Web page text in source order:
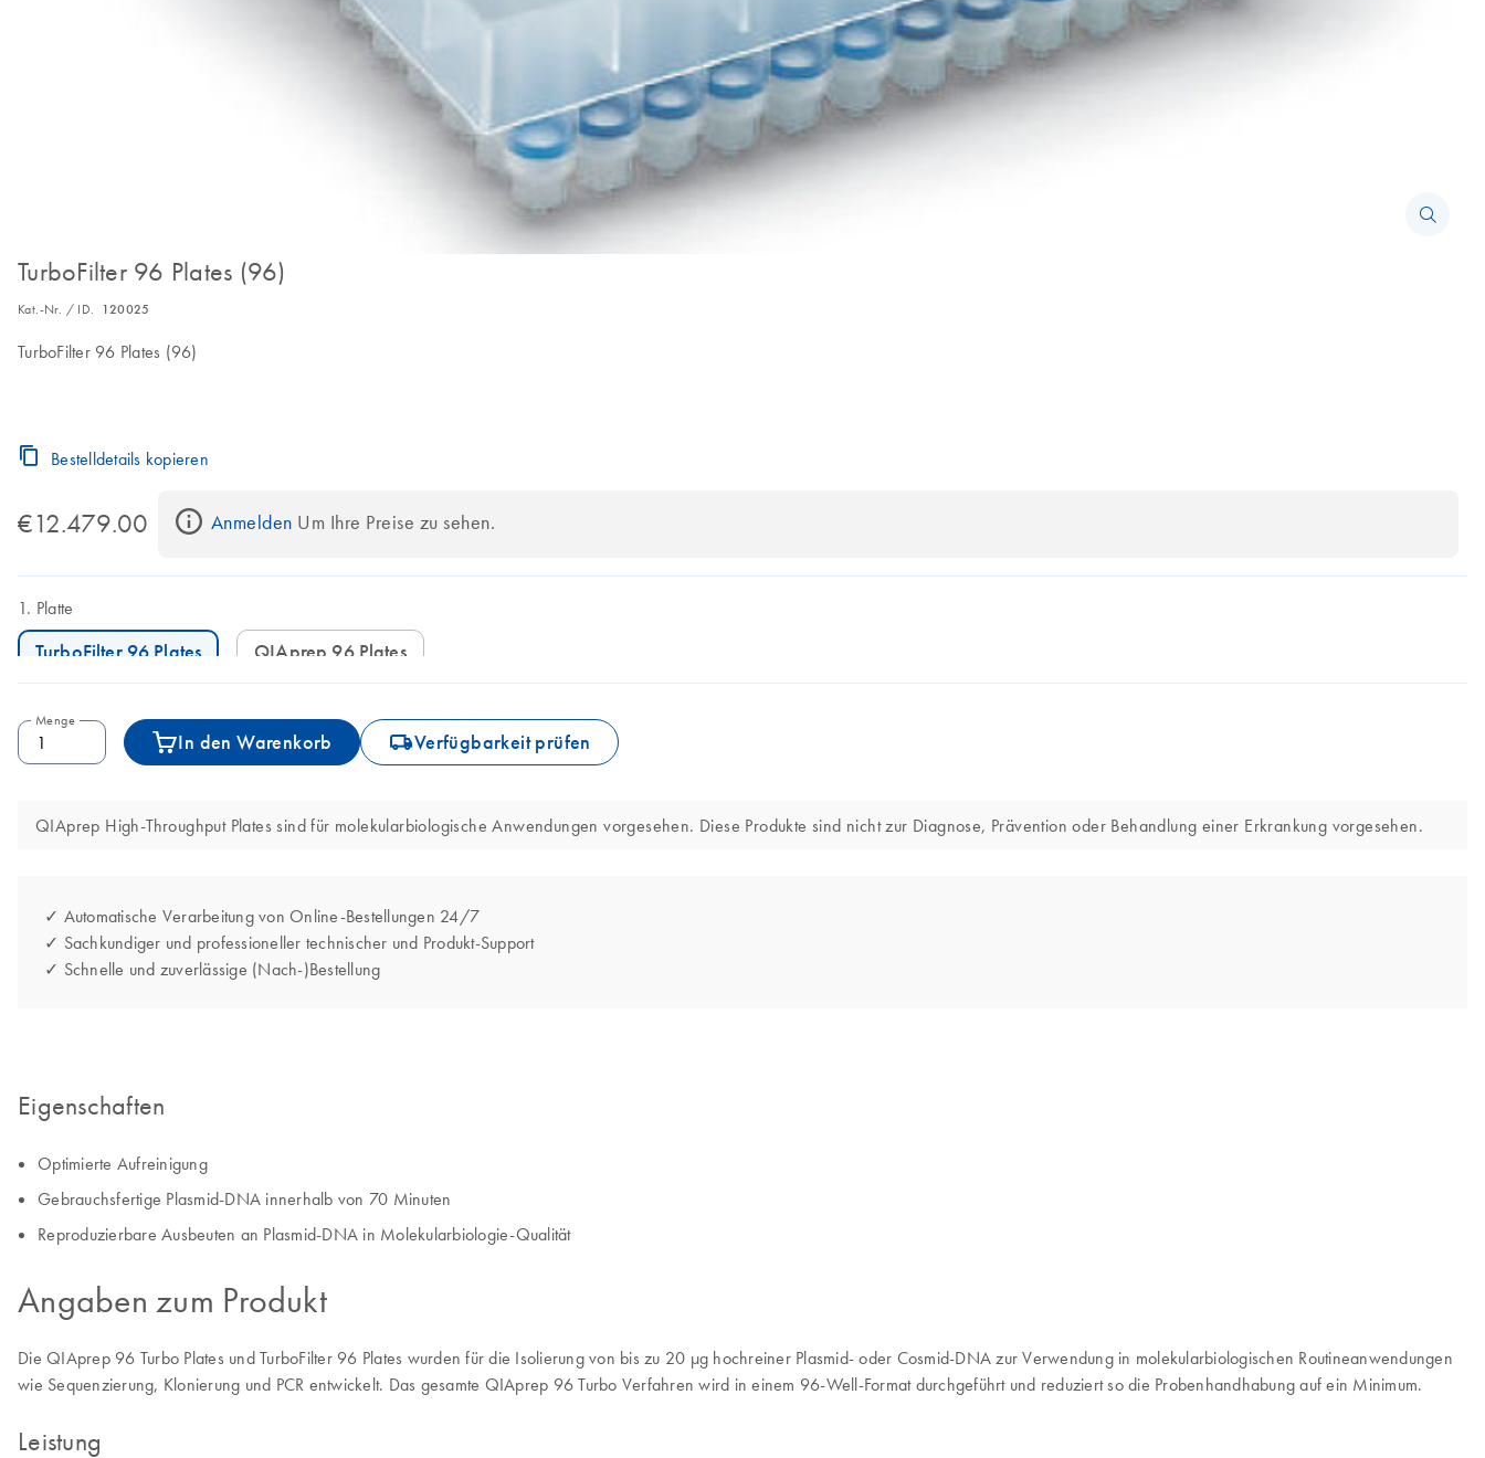
TurboFilter 96 Plates (96)
Kat.-Nr. / ID. 120025
TurboFilter 96 Plates (96)
Bestelldetails kopieren
€12.479.00 Anmelden Um Ihre Preise zu sehen.
Platte
TurboFilter 96 Plates QIAprep 96 Plates
Menge
In den Warenkorb icon_0062_deliver-s Verfügbarkeit prüfen
QIAprep High-Throughput Plates sind für molekularbiologische Anwendungen vorgesehen. Diese Produkte sind nicht zur Diagnose, Prävention oder Behandlung einer Erkrankung vorgesehen.
✓ Automatische Verarbeitung von Online-Bestellungen 24/7
✓ Sachkundiger und professioneller technischer und Produkt-Support
✓ Schnelle und zuverlässige (Nach-)Bestellung
Eigenschaften
Optimierte Aufreinigung
Gebrauchsfertige Plasmid-DNA innerhalb von 70 Minuten
Reproduzierbare Ausbeuten an Plasmid-DNA in Molekularbiologie-Qualität
Angaben zum Produkt
Die QIAprep 96 Turbo Plates und TurboFilter 96 Plates wurden für die Isolierung von bis zu 20 µg hochreiner Plasmid- oder Cosmid-DNA zur Verwendung in molekularbiologischen Routineanwendungen
wie Sequenzierung, Klonierung und PCR entwickelt. Das gesamte QIAprep 96 Turbo Verfahren wird in einem 96-Well-Format durchgeführt und reduziert so die Probenhandhabung auf ein Minimum.
Leistung